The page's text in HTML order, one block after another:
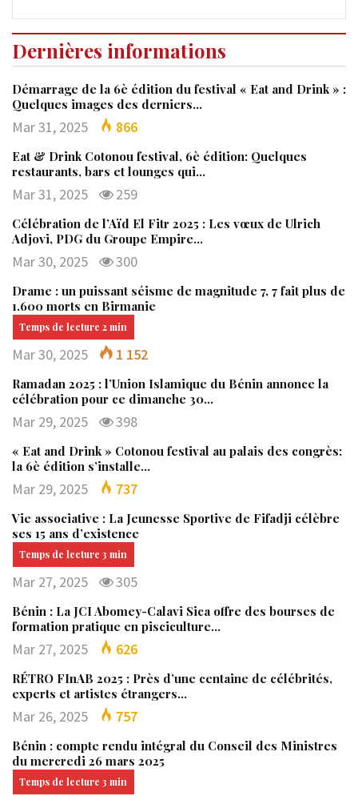
Dernières informations
Démarrage de la 6è édition du festival « Eat and Drink » :
Quelques images des derniers…
Mar 31, 2025 866
Eat & Drink Cotonou festival, 6è édition: Quelques
restaurants, bars et lounges qui…
Mar 31, 2025 259
Célébration de l’Aïd El Fitr 2025 : Les vœux de Ulrich
Adjovi, PDG du Groupe Empire…
Mar 30, 2025 300
Drame : un puissant séisme de magnitude 7, 7 fait plus de
1.600 morts en Birmanie
Mar 30, 2025 1 152
Ramadan 2025 : l’Union Islamique du Bénin annonce la
célébration pour ce dimanche 30…
Mar 29, 2025 398
« Eat and Drink » Cotonou festival au palais des congrès:
la 6è édition s’installe…
Mar 29, 2025 737
Vie associative : La Jeunesse Sportive de Fifadji célèbre
ses 15 ans d’existence
Mar 27, 2025 305
Bénin : La JCI Abomey-Calavi Sica offre des bourses de
formation pratique en pisciculture…
Mar 27, 2025 626
RÉTRO FInAB 2025 : Près d’une centaine de célébrités,
experts et artistes étrangers…
Mar 26, 2025 757
Bénin : compte rendu intégral du Conseil des Ministres
du mercredi 26 mars 2025